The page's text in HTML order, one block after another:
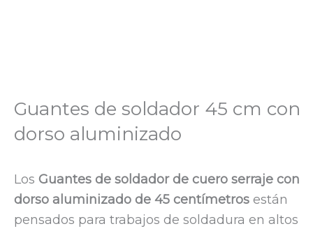
Guantes de soldador 45 cm con
dorso aluminizado
Los Guantes de soldador de cuero serraje con
dorso aluminizado de 45 centímetros están
pensados para trabajos de soldadura en altos